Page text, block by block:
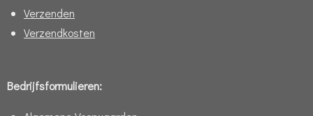
Verzenden
Verzendkosten
Bedrijfsformulieren: